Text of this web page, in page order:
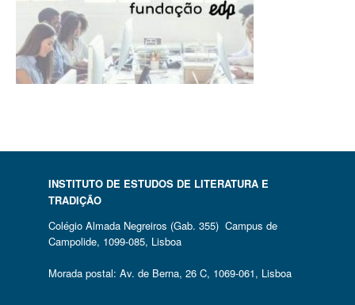
INSTITUTO DE ESTUDOS DE LITERATURA E
TRADIÇÃO
Colégio Almada Negreiros (Gab. 355) Campus de
Campolide, 1099-085, Lisboa
Morada postal: Av. de Berna, 26 C, 1069-061, Lisboa